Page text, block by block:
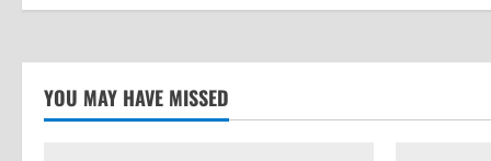
YOU MAY HAVE MISSED